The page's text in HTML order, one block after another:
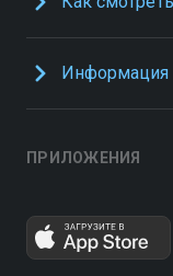
Информация
ПРИЛОЖЕНИЯ